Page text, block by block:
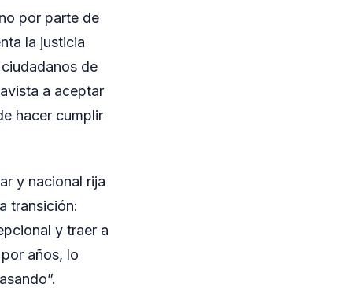
por parte de
la justicia
de
a aceptar
hacer cumplir
y nacional rija
transición:
y traer a
años, lo